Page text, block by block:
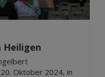
Heiligen
Oktober 2024, in